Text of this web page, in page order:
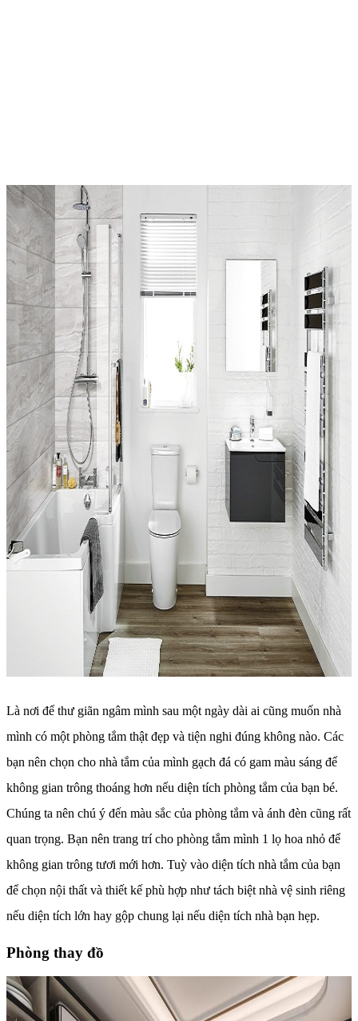
Là nơi để thư giãn ngâm mình sau một ngày dài ai cũng muốn nhà
mình có một phòng tắm thật đẹp và tiện nghi đúng không nào. Các
bạn nên chọn cho nhà tắm của mình gạch đá có gam màu sáng để
không gian trông thoáng hơn nếu diện tích phòng tắm của bạn bé.
Chúng ta nên chú ý đến màu sắc của phòng tắm và ánh đèn cũng rất
quan trọng. Bạn nên trang trí cho phòng tắm mình 1 lọ hoa nhỏ để
không gian trông tươi mới hơn. Tuỳ vào diện tích nhà tắm của bạn
để chọn nội thất và thiết kế phù hợp như tách biệt nhà vệ sinh riêng
nếu diện tích lớn hay gộp chung lại nếu diện tích nhà bạn hẹp.
Phòng thay đồ